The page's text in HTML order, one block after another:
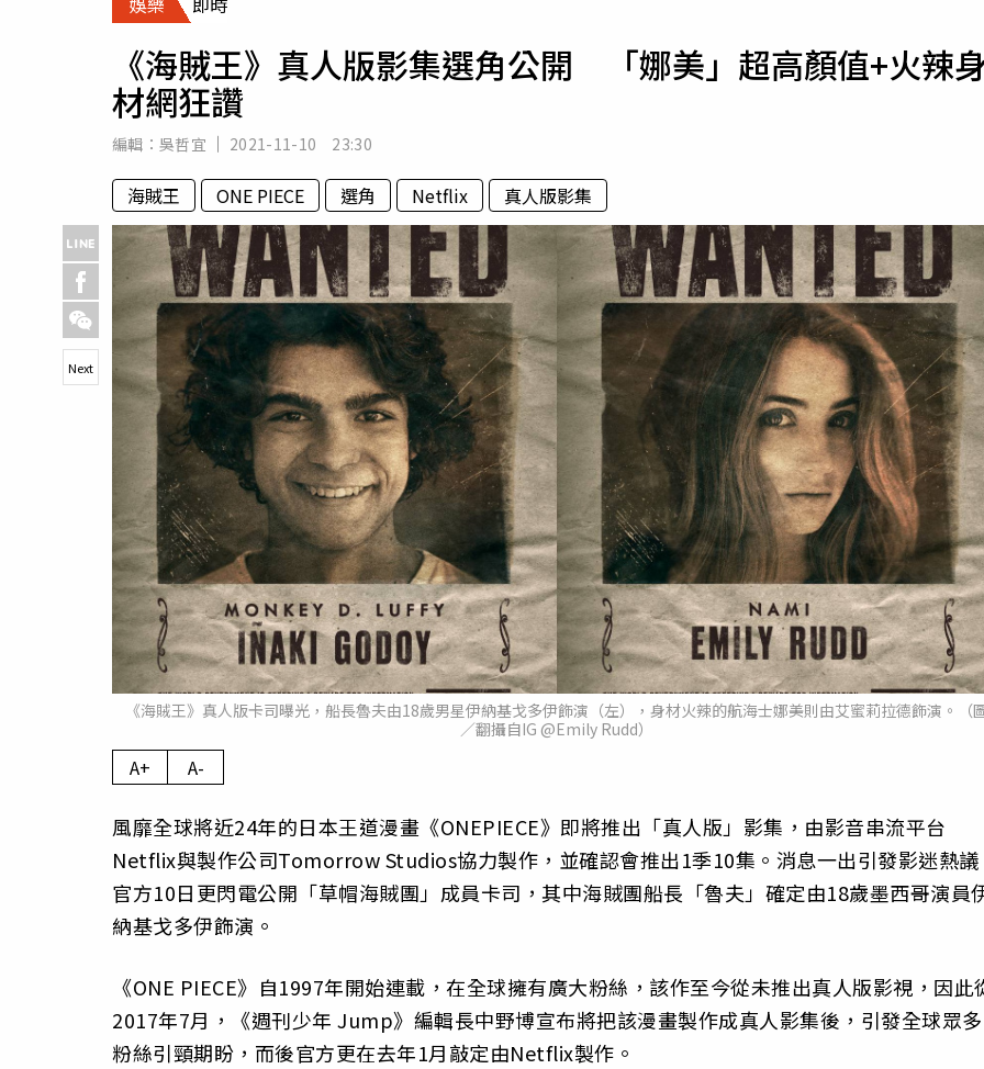
專欄
運勢
《海賊王》真人版影集選角公開 「娜美」超高顏值+火辣
材網狂讚
編輯： 吳哲宜 2021-11-10 23:30
海賊王 ONE PIECE 選角 Netflix 真人版影集
《海賊王》真人版卡司曝光，船長魯夫由18歲男星伊納基戈多伊飾演（左），身材火辣的航海士娜美則由艾蜜莉拉德飾演。（
／翻攝自IG @Emily Rudd）
Next
A+ A-
風靡全球將近24年的日本王道漫畫《ONEPIECE》即將推出「真人版」影集，由影音串流平台
Netflix與製作公司Tomorrow Studios協力製作，並確認會推出1季10集。消息一出引發影迷熱議
官方10日更閃電公開「草帽海賊團」成員卡司，其中海賊團船長「魯夫」確定由18歲墨西哥演員
納基戈多伊飾演。
《ONE PIECE》自1997年開始連載，在全球擁有廣大粉絲，該作至今從未推出真人版影視，因此
2017年7月，《週刊少年 Jump》編輯長中野博宣布將把該漫畫製作成真人影集後，引發全球眾多
粉絲引頸期盼，而後官方更在去年1月敲定由Netflix製作。